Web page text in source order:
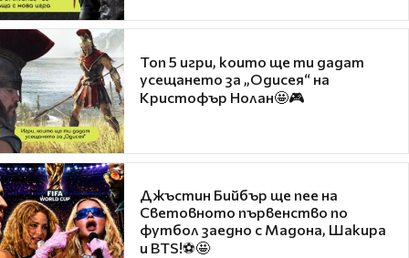
Топ 5 игри, които ще ти дадат
усещането за „Одисея“ на
Кристофър Нолан🤩🎮
Джъстин Бийбър ще пее на
Световното първенство по
футбол заедно с Мадона, Шакира
и BTS!⚽🤩